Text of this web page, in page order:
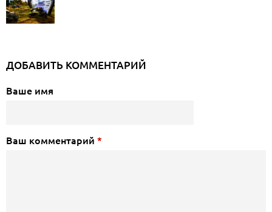
ДОБАВИТЬ КОММЕНТАРИЙ
Ваше имя
Ваш комментарий *